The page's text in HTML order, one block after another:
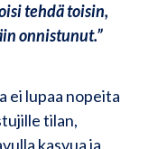
tehdä toisin,
onnistunut.”
ei lupaa nopeita
tilan,
kasvua ja